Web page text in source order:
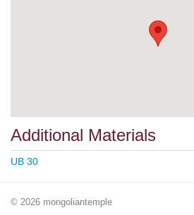
Additional Materials
UB 30
© 2026 mongoliantemple